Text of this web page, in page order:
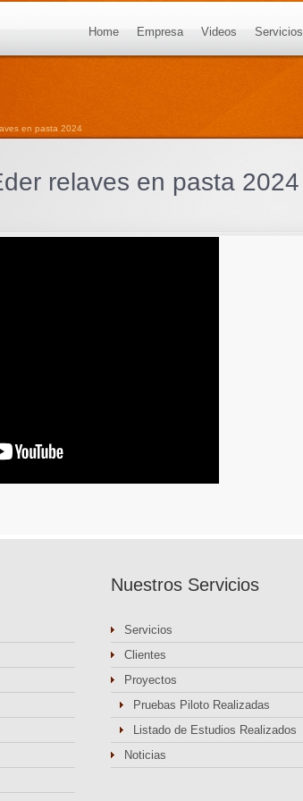
Home Empresa Videos Servicios
en pasta 2024
relaves en pasta 2024
Nuestros Servicios
Servicios
Clientes
Proyectos
Pruebas Piloto Realizadas
Listado de Estudios Realizados
Noticias